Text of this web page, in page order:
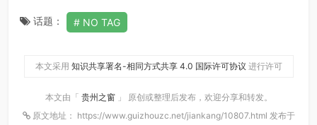
话题： NO TAG
本文采用 知识共享署名-相同方式共享 4.0 国际许可协议 进行许可
本文由「 贵州之窗 」 原创或整理后发布，欢迎分享和转发。
原文地址： https://www.guizhouzc.net/jiankang/10807.html 发布于